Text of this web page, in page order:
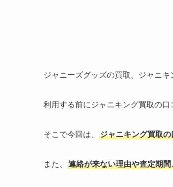
ジャニーズグッズの買取、ジャニキ
利用する前にジャニキング買取の口
そこで今回は、 ジャニキング買取の
また、 連絡が来ない理由や査定期